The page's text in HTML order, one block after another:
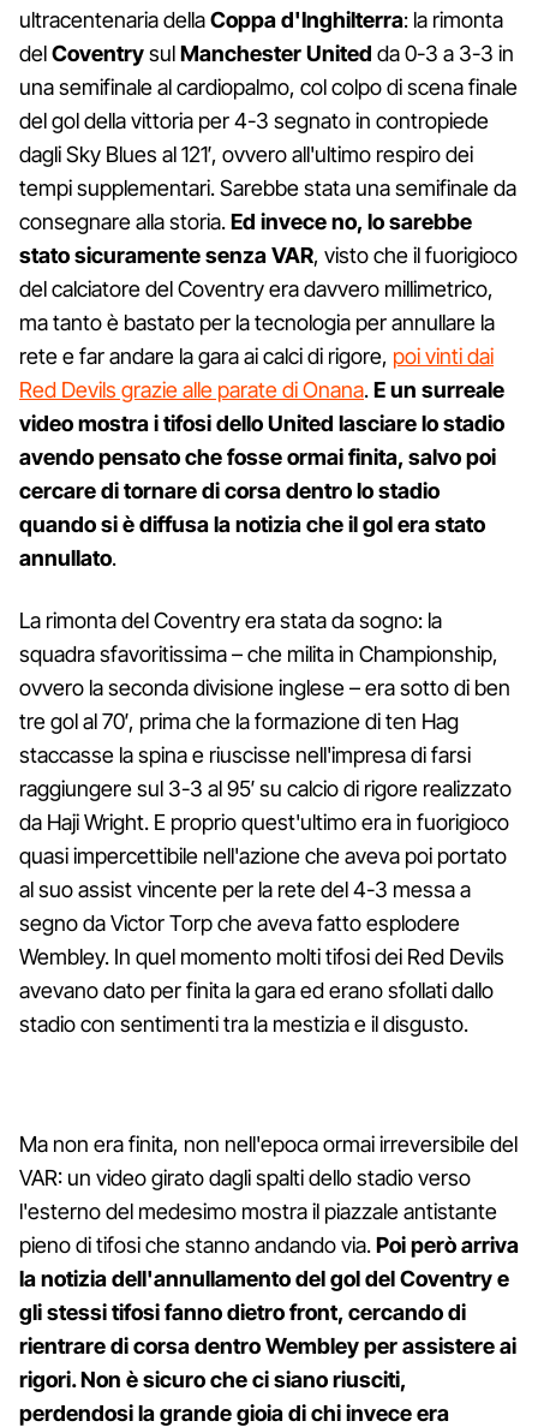
ultracentenaria dellaCoppa d'Inghilterra: la rimonta
delCoventrysulManchester United da 0-3 a 3-3 in
una semifinale al cardiopalmo, col colpo di scena finale
del gol della vittoria per 4-3 segnato in contropiede
dagli Sky Blues al 121′, ovvero all'ultimo respiro dei
tempi supplementari. Sarebbe stata una semifinale da
consegnare alla storia.Ed invece no, lo sarebbe
stato sicuramente senza VAR, visto che il fuorigioco
del calciatore del Coventry era davvero millimetrico,
ma tanto è bastato per la tecnologia per annullare la
rete e far andare la gara ai calci di rigore, poi vinti dai
Red Devils grazie alle parate di Onana.E un surreale
video mostra i tifosi dello United lasciare lo stadio
avendo pensato che fosse ormai finita, salvo poi
cercare di tornare di corsa dentro lo stadio
quando si è diffusa la notizia che il gol era stato
annullato.
La rimonta del Coventry era stata da sogno: la
squadra sfavoritissima – che milita in Championship,
ovvero la seconda divisione inglese – era sotto di ben
tre gol al 70′, prima che la formazione di ten Hag
staccasse la spina e riuscisse nell'impresa di farsi
raggiungere sul 3-3 al 95′ su calcio di rigore realizzato
da Haji Wright. E proprio quest'ultimo era in fuorigioco
quasi impercettibile nell'azione che aveva poi portato
al suo assist vincente per la rete del 4-3 messa a
segno da Victor Torp che aveva fatto esplodere
Wembley. In quel momento molti tifosi dei Red Devils
avevano dato per finita la gara ed erano sfollati dallo
stadio con sentimenti tra la mestizia e il disgusto.
Ma non era finita, non nell'epoca ormai irreversibile del
VAR: un video girato dagli spalti dello stadio verso
l'esterno del medesimo mostra il piazzale antistante
pieno di tifosi che stanno andando via.Poi però arriva
la notizia dell'annullamento del gol del Coventry e
gli stessi tifosi fanno dietro front, cercando di
rientrare di corsa dentro Wembley per assistere ai
rigori. Non è sicuro che ci siano riusciti,
perdendosi la grande gioia di chi invece era